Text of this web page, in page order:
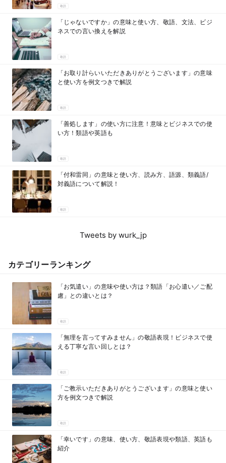
敬語
「じゃないですか」の意味と使い方、敬語、文法、ビジ
ネスでの言い換えを解説
敬語
「お取り計らいいただきありがとうございます」の意味
と使い方を例文つきで解説
敬語
「善処します」の使い方に注意！意味とビジネスでの使
い方！類語や英語も
敬語
「付和雷同」の意味と使い方、読み方、語源、類義語/
対義語について解説！
敬語
Tweets by wurk_jp
カテゴリーランキング
「お気遣い」の意味や使い方は？類語「お心遣い／ご配
慮」との違いとは？
敬語
「無理を言ってすみません」の敬語表現！ビジネスで使
える丁寧な言い回しとは？
敬語
「ご教示いただきありがとうございます」の意味と使い
方を例文つきで解説
敬語
「幸いです」の意味、使い方、敬語表現や類語、英語も
紹介